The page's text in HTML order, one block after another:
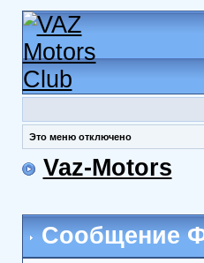
Это меню отключено
Vaz-Motors
Сообщение